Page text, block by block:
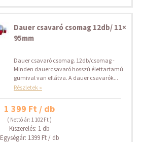
Dauer csavaró csomag 12db/ 11×
95mm
Dauer csavaró csomag. 12db/csomag -
Minden dauercsavaró hosszú élettartamú
gumival van ellátva. A dauer csavarók...
Részletek »
1 399 Ft / db
( Nettó ár: 1 102 Ft )
Kiszerelés: 1 db
Egységár: 1399 Ft / db